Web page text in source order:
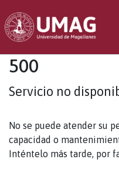
500
Servicio no
No se puede atender su
capacidad o
Inténtelo más tarde, por